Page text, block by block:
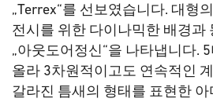
„Terrex“를 선보였습니다. 대형
전시를 위한 다이나믹한 배경과
„아웃도어정신“을 나타냅니다.
올라 3차원적이고도 연속적인
갈라진 틈새의 형태를 표현한